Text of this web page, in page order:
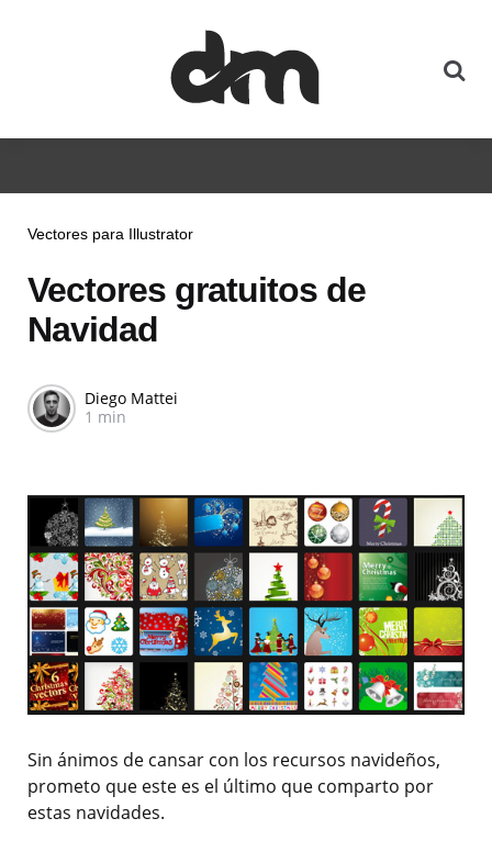
Vectores para Illustrator
Vectores gratuitos de
Navidad
Diego Mattei
1 min
Sin ánimos de cansar con los recursos navideños,
prometo que este es el último que comparto por
estas navidades.